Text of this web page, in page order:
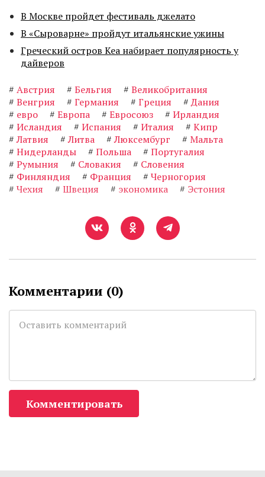
В Москве пройдет фестиваль джелато
В «Сыроварне» пройдут итальянские ужины
Греческий остров Кеа набирает популярность у
дайверов
# Австрия # Бельгия # Великобритания
# Венгрия # Германия # Греция # Дания
# евро # Европа # Евросоюз # Ирландия
# Исландия # Испания # Италия # Кипр
# Латвия # Литва # Люксембург # Мальта
# Нидерланды # Польша # Португалия
# Румыния # Словакия # Словения
# Финляндия # Франция # Черногория
# Чехия # Швеция # экономика # Эстония
Комментарии (0)
Комментировать